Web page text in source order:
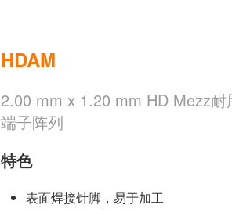
HDAM
2.00 mm x 1.20 mm HD Mezz
端子阵列
特色
表面焊接针脚，易于加工